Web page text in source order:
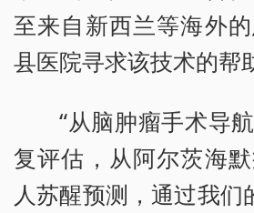
至来自新西兰等海外
县医院寻求该技术的帮
“从脑肿瘤手术导
复评估，从阿尔茨海
人苏醒预测，通过我们